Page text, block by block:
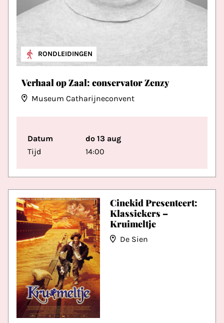
Cinekid Presenteert:
Klassiekers –
Kruimeltje
De Sien
RONDLEIDINGEN
Verhaal op Zaal: conservator Zenzy
Museum Catharijneconvent
Datum
do 13 aug
Tijd
14:00